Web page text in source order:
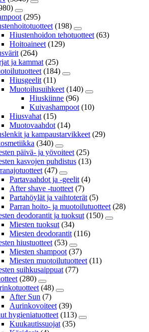
(295)
(198)
Hiustenhoidon tehotuotteet (63)
Hoitoaineet (129)
(264)
ja kammat (25)
(184)
Hiusgeelit (11)
Muotoilusuihkeet (140)
Hiuskiinne (96)
Kuivashampoot (10)
Hiusvahat (15)
Muotovaahdot (14)
ja kampaustarvikkeet (29)
(340)
päivä- ja yövoiteet (25)
kasvojen puhdistus (13)
(47)
Partavaahdot ja -geelit (4)
After shave -tuotteet (7)
Partahöylät ja vaihtoterät (5)
Parran hoito- ja muotoilutuotteet (28)
deodorantit ja tuoksut (150)
Miesten tuoksut (34)
Miesten deodorantit (116)
hiustuotteet (53)
Miesten shampoot (37)
Miesten muotoilutuotteet (11)
suihkusaippuat (77)
(280)
(48)
After Sun (7)
Aurinkovoiteet (39)
hygieniatuotteet (113)
Kuukautissuojat (35)